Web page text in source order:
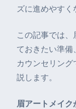
ズに進めやすく
この記事では
ておきたい準備
カウンセリン
説します。
眉アートメイ